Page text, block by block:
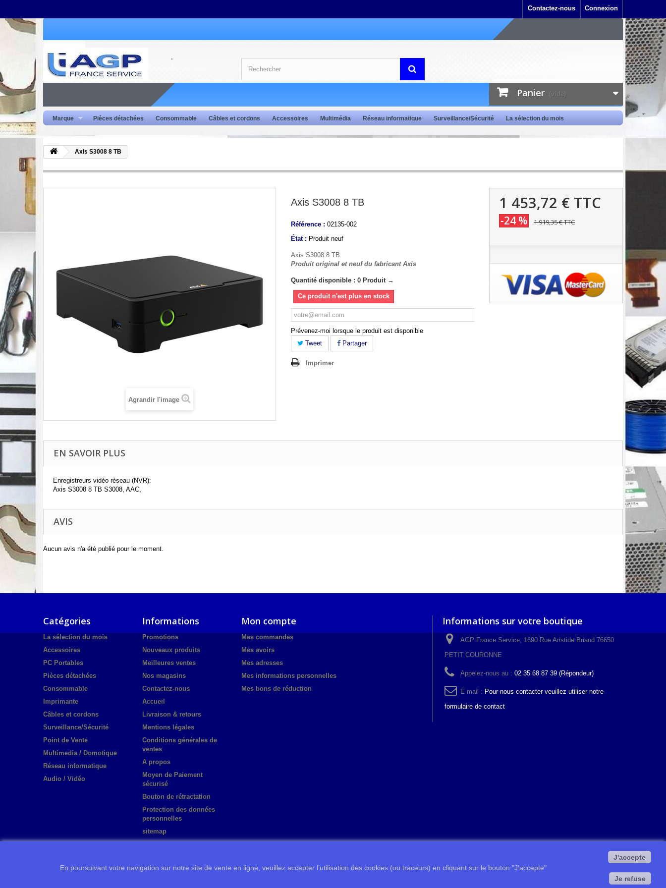
Connexion
Contactez-nous
Panier (vide)
Marque Pièces détachées Consommable Câbles et cordons Accessoires Multimédia Réseau informatique Surveillance/Sécurité La sélection du mois
Axis S3008 8 TB
Agrandir l'image
Axis S3008 8 TB
Référence : 02135-002
État : Produit neuf
Axis S3008 8 TB
Produit original et neuf du fabricant Axis
Quantité disponible : 0 Produit →
Ce produit n'est plus en stock
Prévenez-moi lorsque le produit est disponible
Tweet
Partager
Imprimer
1 453,72 € TTC
-24 % 1 919,35 €TTC
EN SAVOIR PLUS
Enregistreurs vidéo réseau (NVR):
Axis S3008 8 TB S3008, AAC,
AVIS
Aucun avis n'a été publié pour le moment.
Catégories
La sélection du mois
Accessoires
PC Portables
Pièces détachées
Consommable
Imprimante
Câbles et cordons
Surveillance/Sécurité
Point de Vente
Multimedia / Domotique
Réseau informatique
Audio / Vidéo
Informations
Promotions
Nouveaux produits
Meilleures ventes
Nos magasins
Contactez-nous
Accueil
Livraison & retours
Mentions légales
Conditions générales de
ventes
A propos
Moyen de Paiement
sécurisé
Bouton de rétractation
Protection des données
personnelles
sitemap
Mon compte
Mes commandes
Mes avoirs
Mes adresses
Mes informations personnelles
Mes bons de réduction
Informations sur votre boutique
AGP France Service, 1690 Rue Aristide Briand 76650
PETIT COURONNE
Appelez-nous au : 02 35 68 87 39 (Répondeur)
E-mail : Pour nous contacter veuillez utiliser notre
formulaire de contact
En poursuivant votre navigation sur notre site de vente en ligne, veuillez accepter l’utilisation des cookies (ou traceurs) en cliquant sur le bouton "J'accepte"
J'accepte
Je refuse